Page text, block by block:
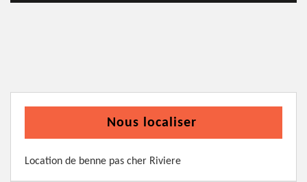
Nous localiser
Location de benne pas cher Riviere